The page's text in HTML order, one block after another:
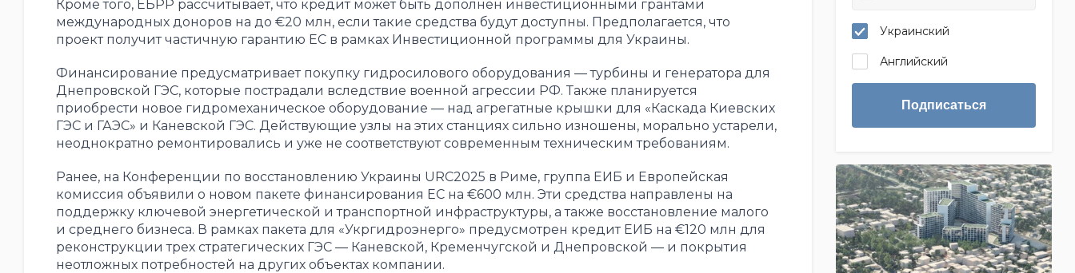
Кроме того, ЕБРР рассчитывает, что кредит может быть дополнен инвестиционными грантами
международных доноров на до €20 млн, если такие средства будут доступны. Предполагается, что
проект получит частичную гарантию ЕС в рамках Инвестиционной программы для Украины.
Финансирование предусматривает покупку гидросилового оборудования — турбины и генератора для
Днепровской ГЭС, которые пострадали вследствие военной агрессии РФ. Также планируется
приобрести новое гидромеханическое оборудование — над агрегатные крышки для «Каскада Киевских
ГЭС и ГАЭС» и Каневской ГЭС. Действующие узлы на этих станциях сильно изношены, морально устарели,
неоднократно ремонтировались и уже не соответствуют современным техническим требованиям.
Ранее, на Конференции по восстановлению Украины URC2025 в Риме, группа ЕИБ и Европейская
комиссия объявили о новом пакете финансирования ЕС на €600 млн. Эти средства направлены на
поддержку ключевой энергетической и транспортной инфраструктуры, а также восстановление малого
и среднего бизнеса. В рамках пакета для «Укргидроэнерго» предусмотрен кредит ЕИБ на €120 млн для
реконструкции трех стратегических ГЭС — Каневской, Кременчугской и Днепровской — и покрытия
неотложных потребностей на других объектах компании.
Украинский
Английский
Подписаться